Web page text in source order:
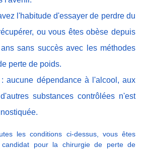
l'habitude d'essayer de perdre du
ou vous êtes obèse depuis
sans succès avec les méthodes
perte de poids.
: aucune dépendance à l'alcool, aux
substances contrôlées n'est
les conditions ci-dessus, vous êtes
candidat pour la chirurgie de perte de